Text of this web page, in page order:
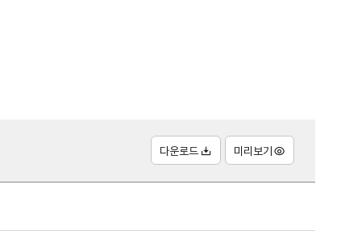
다운로드 미리보기